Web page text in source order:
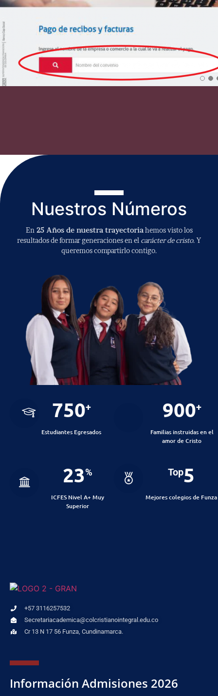
Nuestros Números
En 25 Años de nuestra trayectoria hemos visto los
resultados de formar generaciones en el carácter de cristo. Y
queremos compartirlo contigo.
750+
Estudiantes Egresados
900+
Familias instruidas en el
amor de Cristo
23%
ICFES Nivel A+ Muy
Superior
Top5
Mejores colegios de Funza
+57 3116257532
Secretariacademica@colcristianointegral.edu.co
Cr 13 N 17 56 Funza, Cundinamarca.
Información Admisiones 2026